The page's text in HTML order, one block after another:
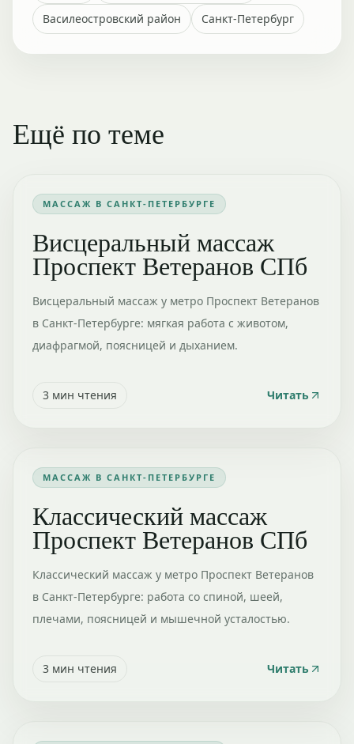
Василеостровский район
Санкт-Петербург
Ещё по теме
МАССАЖ В САНКТ-ПЕТЕРБУРГЕ
Висцеральный массаж
Проспект Ветеранов СПб
Висцеральный массаж у метро Проспект Ветеранов
в Санкт-Петербурге: мягкая работа с животом,
диафрагмой, поясницей и дыханием.
3 мин чтения Читать
МАССАЖ В САНКТ-ПЕТЕРБУРГЕ
Классический массаж
Проспект Ветеранов СПб
Классический массаж у метро Проспект Ветеранов
в Санкт-Петербурге: работа со спиной, шеей,
плечами, поясницей и мышечной усталостью.
3 мин чтения Читать